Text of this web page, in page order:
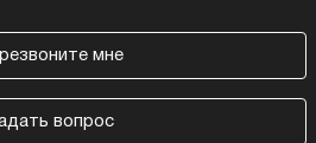
мне
вопрос